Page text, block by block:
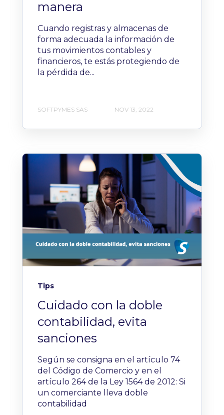
manera
Cuando registras y almacenas de
forma adecuada la información de
tus movimientos contables y
financieros, te estás protegiendo de
la pérdida de...
SOFTPYMES SAS NOV 13, 2022
Tips
Cuidado con la doble
contabilidad, evita
sanciones
Según se consigna en el artículo 74
del Código de Comercio y en el
artículo 264 de la Ley 1564 de 2012: Si
un comerciante lleva doble
contabilidad